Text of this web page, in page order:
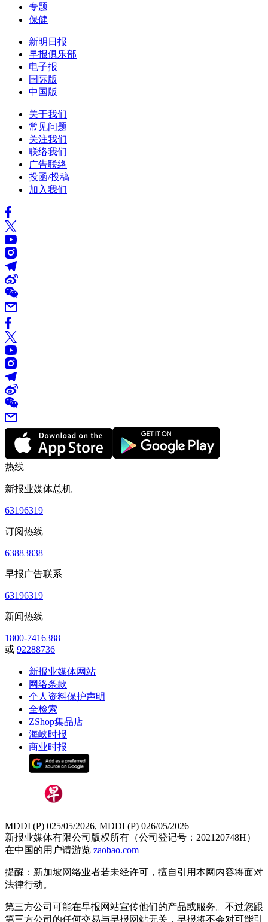
专题
保健
新明日报
早报俱乐部
电子报
国际版
中国版
关于我们
常见问题
关注我们
联络我们
广告联络
投函/投稿
加入我们
热线
新报业媒体总机
63196319
订阅热线
63883838
早报广告联系
63196319
新闻热线
1800-7416388
或 92288736
新报业媒体网站
网络条款
个人资料保护声明
全检索
ZShop集品店
海峡时报
商业时报
MDDI (P) 025/05/2026, MDDI (P) 026/05/2026
新报业媒体有限公司版权所有（公司登记号：202120748H）
在中国的用户请游览 zaobao.com
提醒：新加坡网络业者若未经许可，擅自引用本网内容将面对
法律行动。
第三方公司可能在早报网站宣传他们的产品或服务。不过您跟
第三方公司的任何交易与早报网站无关，早报将不会对可能引